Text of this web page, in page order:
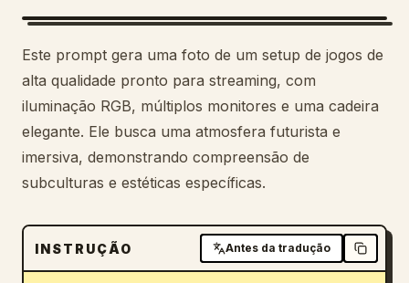
Habilidades
Prompts
Preços
Transferir
Blogue
Este prompt gera uma foto de um setup de jogos de
alta qualidade pronto para streaming, com
iluminação RGB, múltiplos monitores e uma cadeira
elegante. Ele busca uma atmosfera futurista e
imersiva, demonstrando compreensão de
subculturas e estéticas específicas.
INSTRUÇÃO Antes da tradução